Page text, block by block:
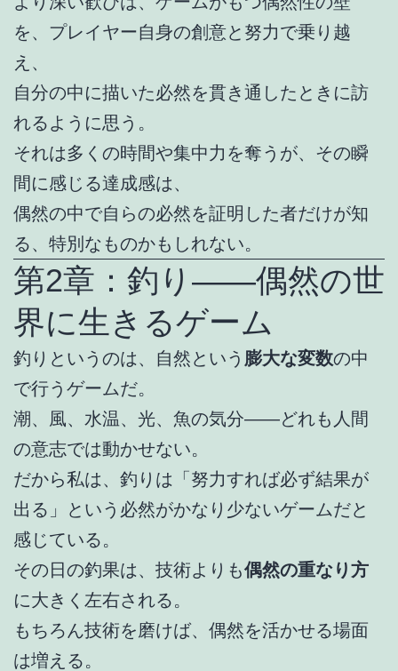
を、プレイヤー自身の創意と努力で乗り越
え、
自分の中に描いた必然を貫き通したときに訪
れるように思う。
それは多くの時間や集中力を奪うが、その瞬
間に感じる達成感は、
偶然の中で自らの必然を証明した者だけが知
る、特別なものかもしれない。
第2章：釣り――偶然の世
界に生きるゲーム
釣りというのは、自然という 膨大な変数の中
で行うゲームだ。
潮、風、水温、光、魚の気分――どれも人間
の意志では動かせない。
だから私は、釣りは「努力すれば必ず結果が
出る」という必然がかなり少ないゲームだと
感じている。
その日の釣果は、技術よりも偶然の重なり方
に大きく左右される。
もちろん技術を磨けば、偶然を活かせる場面
は増える。